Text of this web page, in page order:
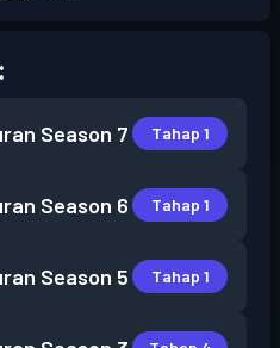
Season 7 Tahap 1
Season 6 Tahap 1
Season 5 Tahap 1